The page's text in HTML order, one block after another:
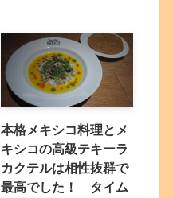
本格メキシコ料理とメ
キシコの高級テキーラ
カクテルは相性抜群で
最高でした！ タイム